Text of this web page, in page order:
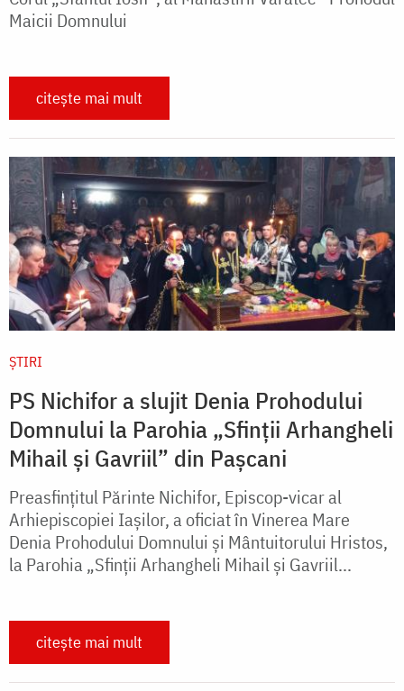
Maicii Domnului
citește mai mult
ȘTIRI
PS Nichifor a slujit Denia Prohodului
Domnului la Parohia „Sfinții Arhangheli
Mihail și Gavriil” din Pașcani
Preasfințitul Părinte Nichifor, Episcop-vicar al
Arhiepiscopiei Iașilor, a oficiat în Vinerea Mare
Denia Prohodului Domnului și Mântuitorului Hristos,
la Parohia „Sfinții Arhangheli Mihail și Gavriil...
citește mai mult